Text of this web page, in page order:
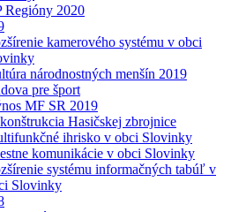
Regióny 2020
kamerového systému v obci
národnostných menšín 2019
pre šport
MF SR 2019
Hasičskej zbrojnice
ihrisko v obci Slovinky
komunikácie v obci Slovinky
systému informačných tabúľ v
Slovinky